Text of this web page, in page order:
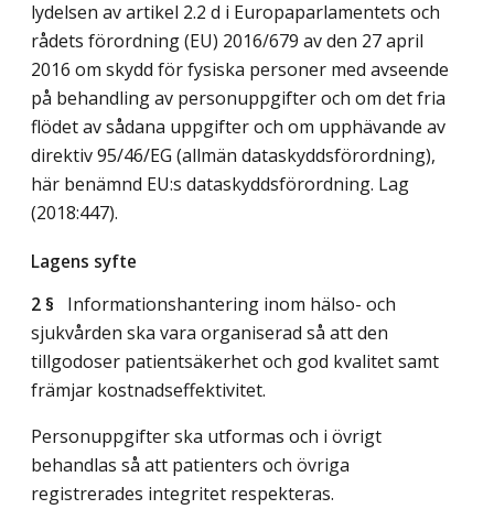
lydelsen av artikel 2.2 d i Europaparlamentets och
rådets förordning (EU) 2016/679 av den 27 april
2016 om skydd för fysiska personer med avseende
på behandling av personuppgifter och om det fria
flödet av sådana uppgifter och om upphävande av
direktiv 95/46/EG (allmän dataskyddsförordning),
här benämnd EU:s dataskyddsförordning. Lag
(2018:447).
Lagens syfte
2 § Informationshantering inom hälso- och
sjukvården ska vara organiserad så att den
tillgodoser patientsäkerhet och god kvalitet samt
främjar kostnadseffektivitet.
Personuppgifter ska utformas och i övrigt
behandlas så att patienters och övriga
registrerades integritet respekteras.